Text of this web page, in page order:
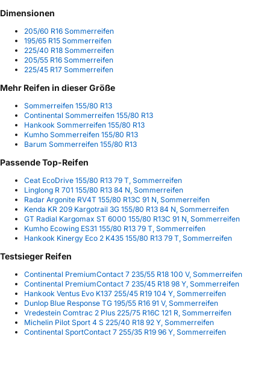
Dimensionen
205/60 R16 Sommerreifen
195/65 R15 Sommerreifen
225/40 R18 Sommerreifen
205/55 R16 Sommerreifen
225/45 R17 Sommerreifen
Mehr Reifen in dieser Größe
Sommerreifen 155/80 R13
Continental Sommerreifen 155/80 R13
Hankook Sommerreifen 155/80 R13
Kumho Sommerreifen 155/80 R13
Barum Sommerreifen 155/80 R13
Passende Top-Reifen
Ceat EcoDrive 155/80 R13 79 T, Sommerreifen
Linglong R 701 155/80 R13 84 N, Sommerreifen
Radar Argonite RV4T 155/80 R13C 91 N, Sommerreifen
Kenda KR 209 Kargotrail 3G 155/80 R13 84 N, Sommerreifen
GT Radial Kargomax ST 6000 155/80 R13C 91 N, Sommerreifen
Kumho Ecowing ES31 155/80 R13 79 T, Sommerreifen
Hankook Kinergy Eco 2 K435 155/80 R13 79 T, Sommerreifen
Testsieger Reifen
Continental PremiumContact 7 235/55 R18 100 V, Sommerreifen
Continental PremiumContact 7 235/45 R18 98 Y, Sommerreifen
Hankook Ventus Evo K137 255/45 R19 104 Y, Sommerreifen
Dunlop Blue Response TG 195/55 R16 91 V, Sommerreifen
Vredestein Comtrac 2 Plus 225/75 R16C 121 R, Sommerreifen
Michelin Pilot Sport 4 S 225/40 R18 92 Y, Sommerreifen
Continental SportContact 7 255/35 R19 96 Y, Sommerreifen